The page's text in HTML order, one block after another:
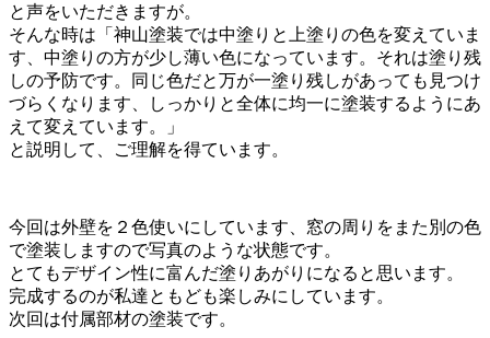
と声をいただきますが。
そんな時は「神山塗装では中塗りと上塗りの色を変えていま
す、中塗りの方が少し薄い色になっています。それは塗り残
しの予防です。同じ色だと万が一塗り残しがあっても見つけ
づらくなります、しっかりと全体に均一に塗装するようにあ
えて変えています。」
と説明して、ご理解を得ています。
今回は外壁を２色使いにしています、窓の周りをまた別の色
で塗装しますので写真のような状態です。
とてもデザイン性に富んだ塗りあがりになると思います。
完成するのが私達ともども楽しみにしています。
次回は付属部材の塗装です。